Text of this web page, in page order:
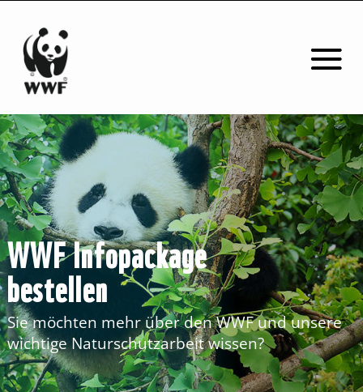
WWF Infopackage
bestellen
Sie möchten mehr über den WWF und unsere
wichtige Naturschutzarbeit wissen?